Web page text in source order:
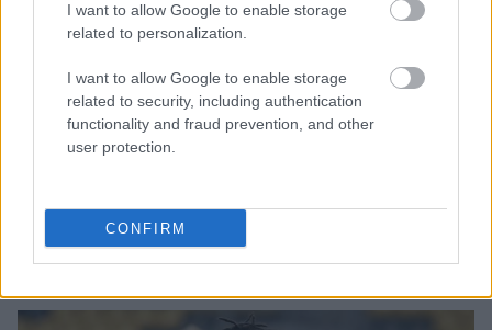
I want to allow Google to enable storage
related to personalization.
I want to allow Google to enable storage
related to security, including authentication
functionality and fraud prevention, and other
user protection.
CONFIRM
BEST OF INTERNET